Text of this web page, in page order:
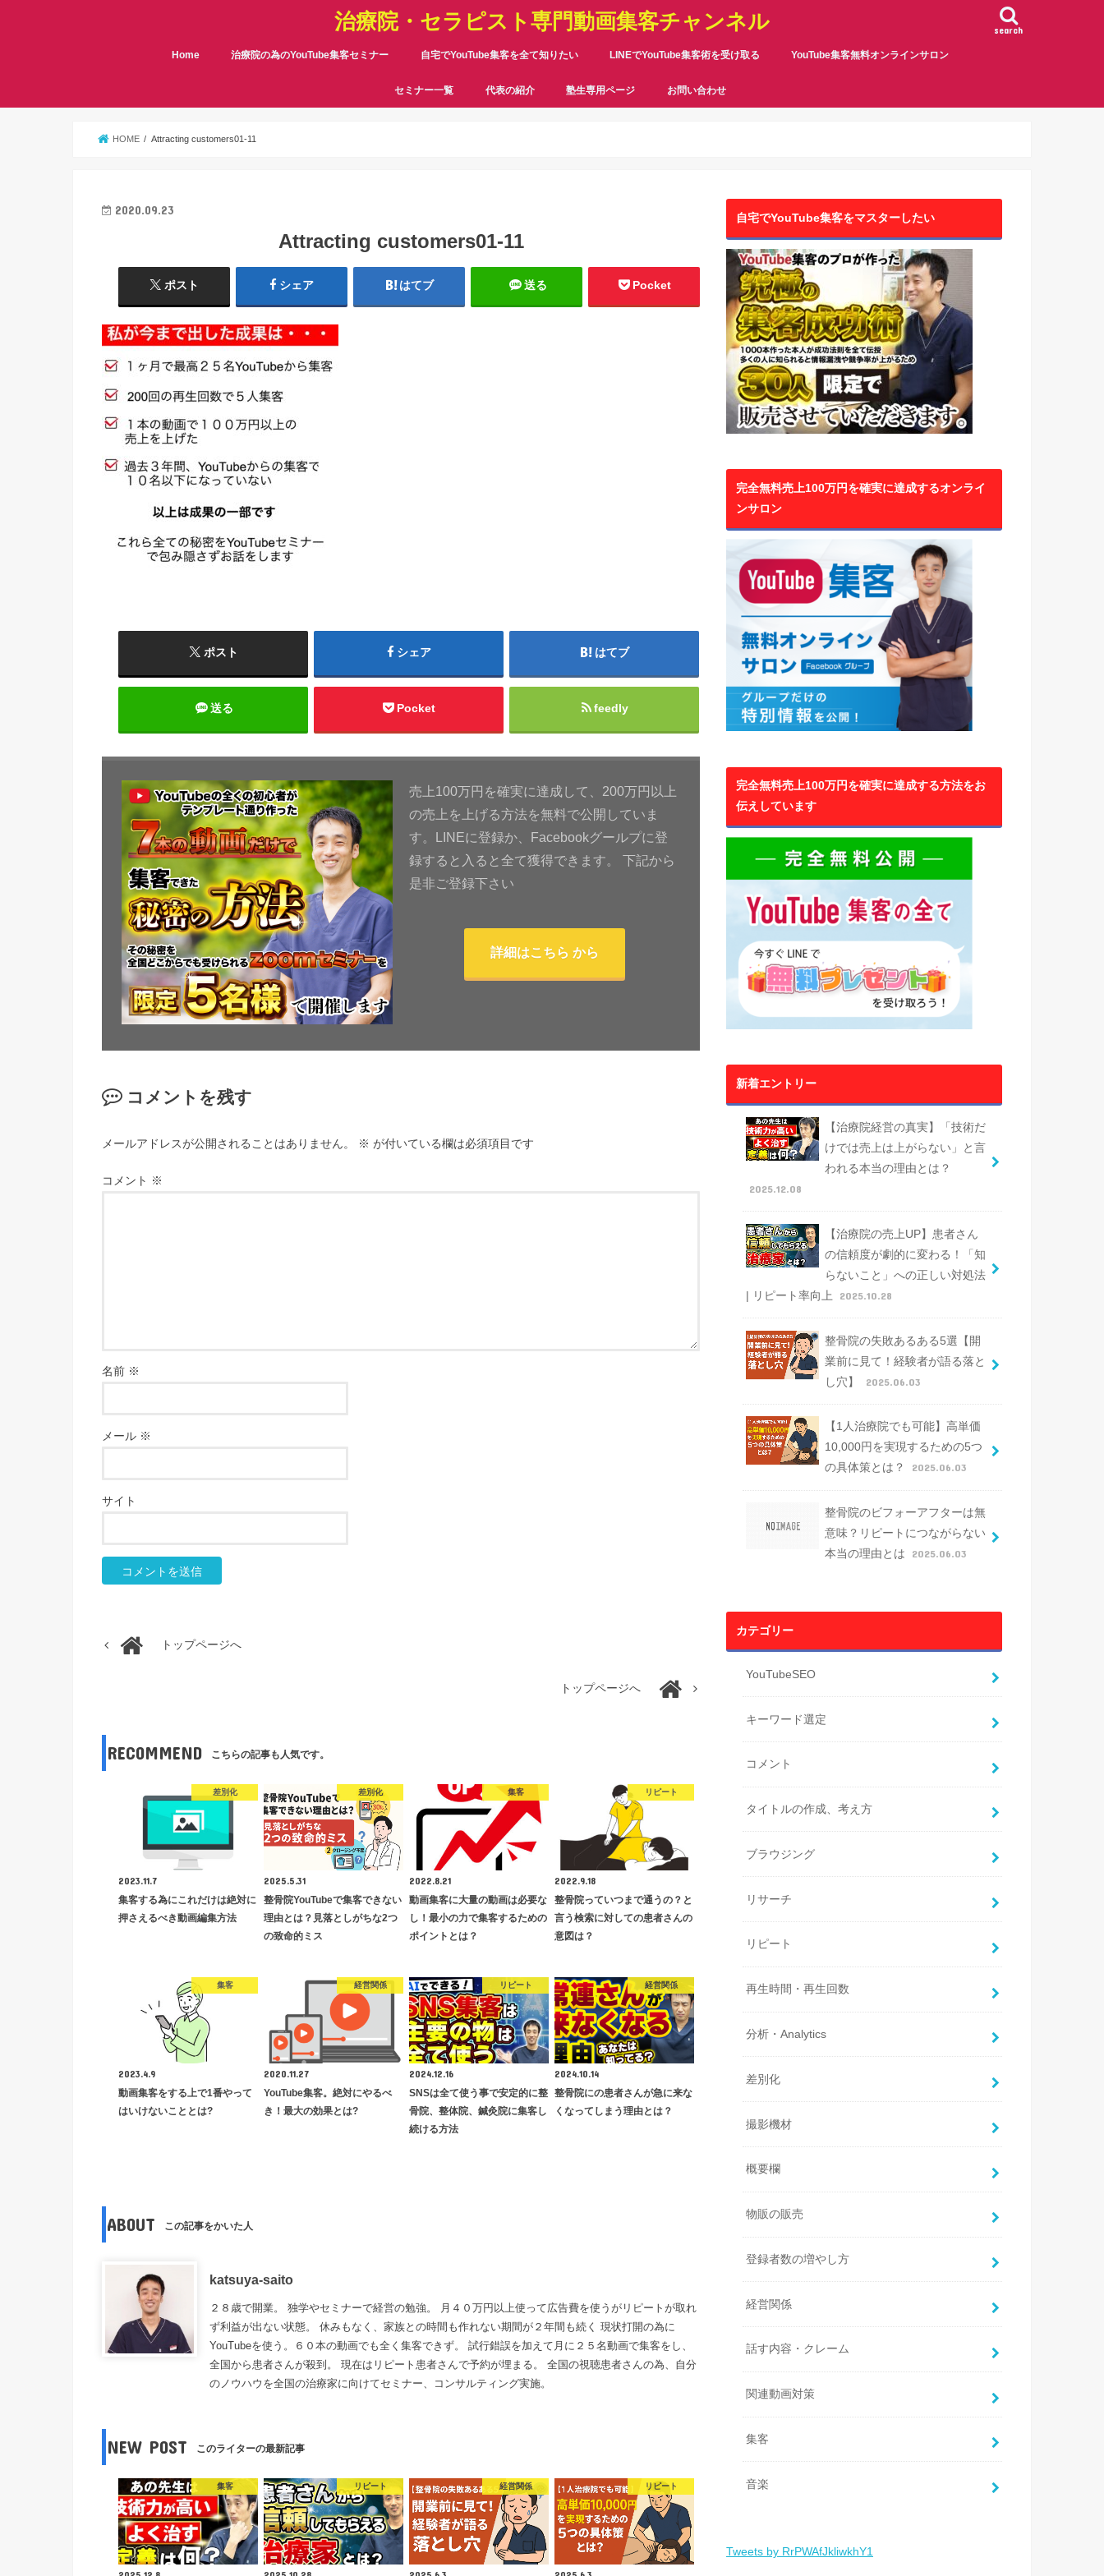
治療院・セラピスト専門動画集客チャンネル search
Home 治療院の為のYouTube集客セミナー 自宅でYouTube集客を全て知りたい LINEでYouTube集客術を受け取る YouTube集客無料オンラインサロン
セミナー一覧 代表の紹介 塾生専用ページ お問い合わせ
HOME Attracting customers01-11
2020.09.23
Attracting customers01-11
ポスト シェア はてブ 送る Pocket
ポスト シェア はてブ
送る Pocket feedly
売上100万円を確実に達成して、200万円以上
の売上を上げる方法を無料で公開していま
す。LINEに登録か、Facebookグールプに登
録すると入ると全て獲得できます。 下記から
是非ご登録下さい
詳細はこちら から
コメントを残す
メールアドレスが公開されることはありません。 ※ が付いている欄は必須項目です
コメント ※
名前 ※
メール ※
サイト
トップページへ
トップページへ
RECOMMEND こちらの記事も人気です。
差別化
2023.11.7
集客する為にこれだけは絶対に
押さえるべき動画編集方法
差別化
2025.5.31
整骨院YouTubeで集客できない
理由とは？見落としがちな2つ
の致命的ミス
集客
2022.8.21
動画集客に大量の動画は必要な
し！最小の力で集客するための
ポイントとは？
リピート
2022.9.18
整骨院っていつまで通うの？と
言う検索に対しての患者さんの
意図は？
集客
2023.4.9
動画集客をする上で1番やって
はいけないこととは?
経営関係
2020.11.27
YouTube集客。絶対にやるべ
き！最大の効果とは?
リピート
2024.12.16
SNSは全て使う事で安定的に整
骨院、整体院、鍼灸院に集客し
続ける方法
経営関係
2024.10.14
整骨院にの患者さんが急に来な
くなってしまう理由とは？
ABOUT この記事をかいた人
katsuya-saito
２８歳で開業。 独学やセミナーで経営の勉強。 月４０万円以上使って広告費を使うがリピートが取れ
ず利益が出ない状態。 休みもなく、家族との時間も作れない期間が２年間も続く 現状打開の為に
YouTubeを使う。６０本の動画でも全く集客できず。 試行錯誤を加えて月に２５名動画で集客をし、
全国から患者さんが殺到。 現在はリピート患者さんで予約が埋まる。 全国の視聴患者さんの為、自分
のノウハウを全国の治療家に向けてセミナー、コンサルティング実施。
NEW POST このライターの最新記事
集客 リピート 経営関係 リピート
自宅でYouTube集客をマスターしたい
完全無料売上100万円を確実に達成するオンライ
ンサロン
完全無料売上100万円を確実に達成する方法をお
伝えしています
新着エントリー
【治療院経営の真実】「技術だ
けでは売上は上がらない」と言
われる本当の理由とは？
2025.12.08
【治療院の売上UP】患者さん
の信頼度が劇的に変わる！「知
らないこと」への正しい対処法
| リピート率向上
2025.10.28
整骨院の失敗あるある5選【開
業前に見て！経験者が語る落と
し穴】
2025.06.03
【1人治療院でも可能】高単価
10,000円を実現するための5つ
の具体策とは？
2025.06.03
整骨院のビフォーアフターは無
意味？リピートにつながらない
本当の理由とは
2025.06.03
カテゴリー
YouTubeSEO
キーワード選定
コメント
タイトルの作成、考え方
ブラウジング
リサーチ
リピート
再生時間・再生回数
分析・Analytics
差別化
撮影機材
概要欄
物販の販売
登録者数の増やし方
経営関係
話す内容・クレーム
関連動画対策
集客
音楽
Tweets by RrPWAfJkliwkhY1